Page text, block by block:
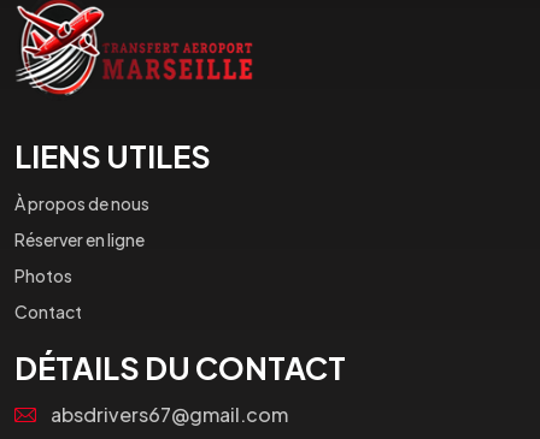
LIENS UTILES
À propos de nous
Réserver en ligne
Photos
Contact
DÉTAILS DU CONTACT
absdrivers67@gmail.com